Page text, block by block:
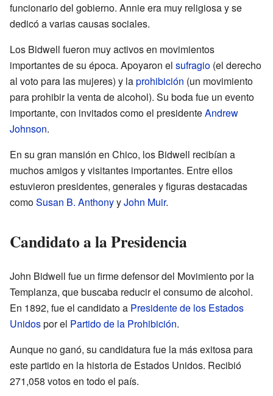
funcionario del gobierno. Annie era muy religiosa y se
dedicó a varias causas sociales.
Los Bidwell fueron muy activos en movimientos
importantes de su época. Apoyaron el sufragio (el derecho
al voto para las mujeres) y laprohibición (un movimiento
para prohibir la venta de alcohol). Su boda fue un evento
importante, con invitados como el presidenteAndrew
Johnson.
En su gran mansión en Chico, los Bidwell recibían a
muchos amigos y visitantes importantes. Entre ellos
estuvieron presidentes, generales y figuras destacadas
comoSusan B. AnthonyyJohn Muir.
Candidato a la Presidencia
John Bidwell fue un firme defensor del Movimiento por la
Templanza, que buscaba reducir el consumo de alcohol.
En 1892, fue el candidato a Presidente de los Estados
Unidospor el Partido de la Prohibición.
Aunque no ganó, su candidatura fue la más exitosa para
este partido en la historia de Estados Unidos. Recibió
271,058 votos en todo el país.